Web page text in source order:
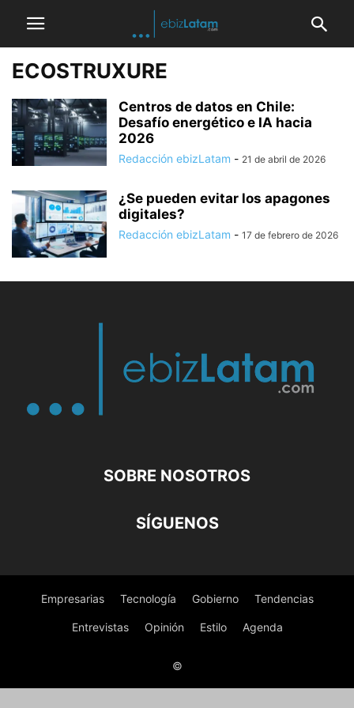
ECOSTRUXURE
Centros de datos en Chile:
Desafío energético e IA hacia
2026
Redacción ebizLatam - 21 de abril de 2026
¿Se pueden evitar los apagones
digitales?
Redacción ebizLatam - 17 de febrero de 2026
SOBRE NOSOTROS
SÍGUENOS
Empresarias Tecnología Gobierno Tendencias
Entrevistas Opinión Estilo Agenda
©